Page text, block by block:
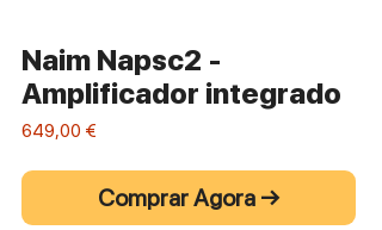
Naim Napsc2 -
Amplificador integrado
649,00 €
Comprar Agora →